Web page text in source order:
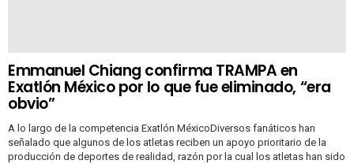
Emmanuel Chiang confirma TRAMPA en
Exatlón México por lo que fue eliminado, “era
obvio”
A lo largo de la competencia Exatlón MéxicoDiversos fanáticos han
señalado que algunos de los atletas reciben un apoyo prioritario de la
producción de deportes de realidad, razón por la cual los atletas han sido